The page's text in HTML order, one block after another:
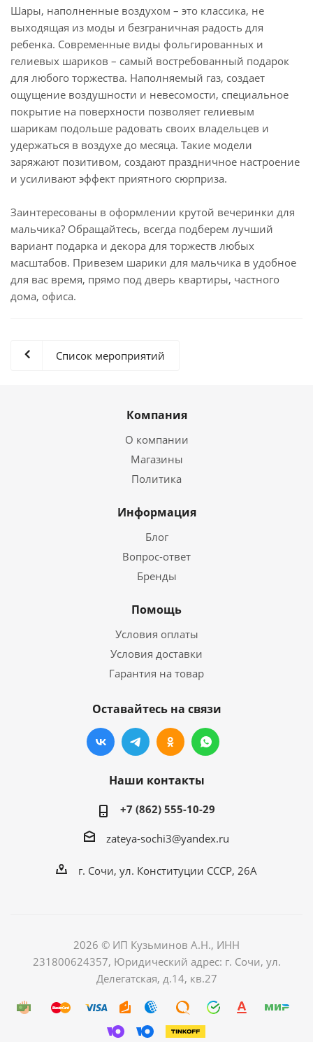
Шары, наполненные воздухом – это классика, не
выходящая из моды и безграничная радость для
ребенка. Современные виды фольгированных и
гелиевых шариков – самый востребованный подарок
для любого торжества. Наполняемый газ, создает
ощущение воздушности и невесомости, специальное
покрытие на поверхности позволяет гелиевым
шарикам подольше радовать своих владельцев и
удержаться в воздухе до месяца. Такие модели
заряжают позитивом, создают праздничное настроение
и усиливают эффект приятного сюрприза.
Заинтересованы в оформлении крутой вечеринки для
мальчика? Обращайтесь, всегда подберем лучший
вариант подарка и декора для торжеств любых
масштабов. Привезем шарики для мальчика в удобное
для вас время, прямо под дверь квартиры, частного
дома, офиса.
Список мероприятий
Компания
О компании
Магазины
Политика
Информация
Блог
Вопрос-ответ
Бренды
Помощь
Условия оплаты
Условия доставки
Гарантия на товар
Оставайтесь на связи
Наши контакты
+7 (862) 555-10-29
zateya-sochi3@yandex.ru
г. Сочи, ул. Конституции СССР, 26А
2026 © ИП Кузьминов А.Н., ИНН
231800624357, Юридический адрес: г. Сочи, ул.
Делегатская, д.14, кв.27